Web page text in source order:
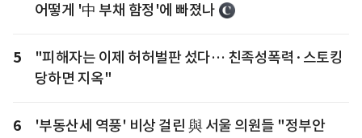
어떻게 '中 부채 함정'에 빠졌나
5
"피해자는 이제 허허벌판 섰다… 친족성폭력·스토킹
당하면 지옥"
6
'부동산세 역풍' 비상 걸린 與 서울 의원들 "정부안